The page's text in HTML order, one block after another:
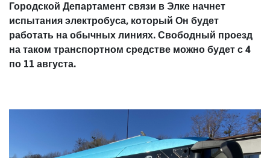
Городской Департамент связи в Элке начнет
испытания электробуса, который Он будет
работать на обычных линиях. Свободный проезд
на таком транспортном средстве можно будет с 4
по 11 августа.